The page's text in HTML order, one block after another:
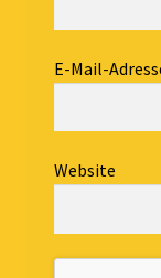
E-Mail-
Website